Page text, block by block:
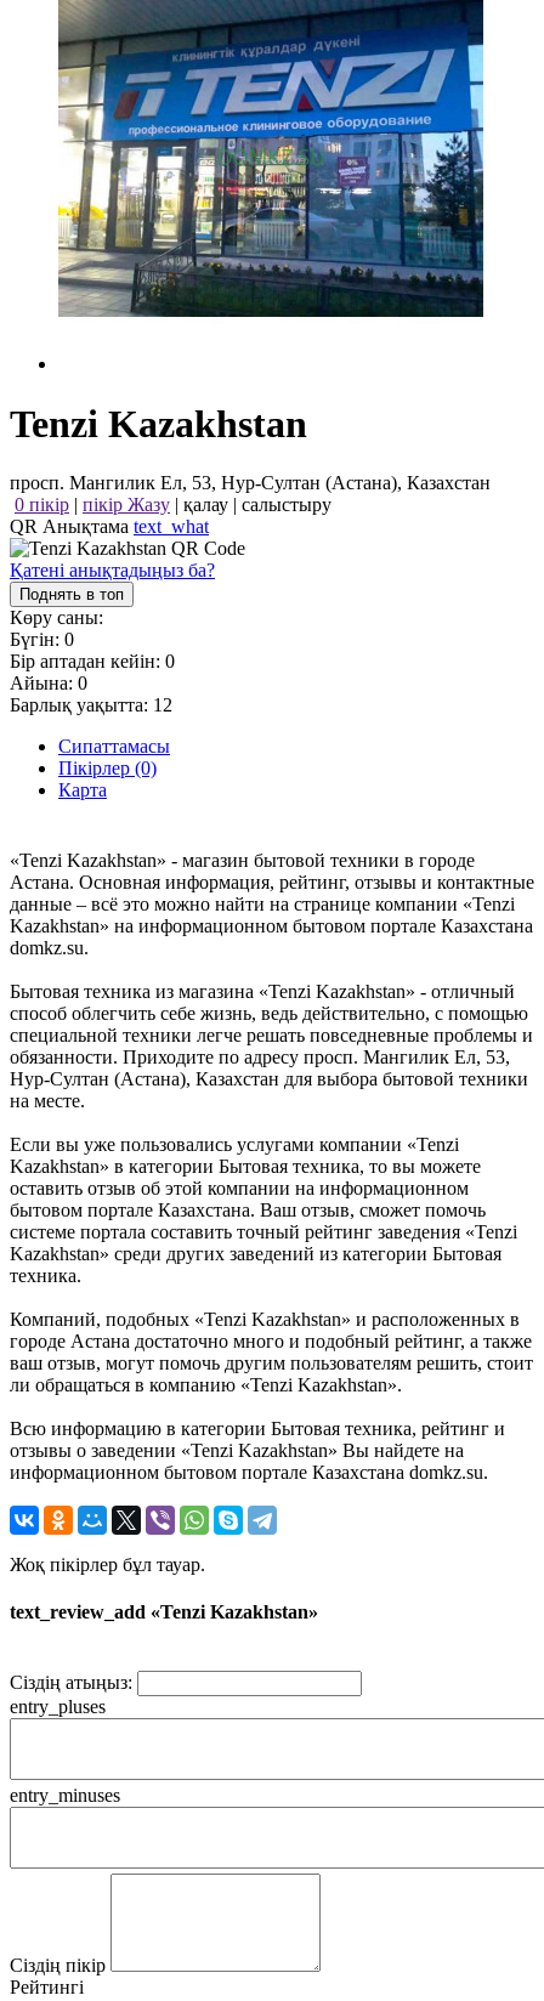
Tenzi Kazakhstan
просп. Мангилик Ел, 53, Нур-Султан (Астана), Казахстан
0 пікір | пікір Жазу | қалау | салыстыру
QR Анықтама text_what
Қатені анықтадыңыз ба?
Поднять в топ
Көру саны:
Бүгін: 0
Бір аптадан кейін: 0
Айына: 0
Барлық уақытта: 12
Сипаттамасы
Пікірлер (0)
Карта
«Tenzi Kazakhstan» - магазин бытовой техники в городе
Астана. Основная информация, рейтинг, отзывы и контактные
данные – всё это можно найти на странице компании «Tenzi
Kazakhstan» на информационном бытовом портале Казахстана
domkz.su.
Бытовая техника из магазина «Tenzi Kazakhstan» - отличный
способ облегчить себе жизнь, ведь действительно, с помощью
специальной техники легче решать повседневные проблемы и
обязанности. Приходите по адресу просп. Мангилик Ел, 53,
Нур-Султан (Астана), Казахстан для выбора бытовой техники
на месте.
Если вы уже пользовались услугами компании «Tenzi
Kazakhstan» в категории Бытовая техника, то вы можете
оставить отзыв об этой компании на информационном
бытовом портале Казахстана. Ваш отзыв, сможет помочь
системе портала составить точный рейтинг заведения «Tenzi
Kazakhstan» среди других заведений из категории Бытовая
техника.
Компаний, подобных «Tenzi Kazakhstan» и расположенных в
городе Астана достаточно много и подобный рейтинг, а также
ваш отзыв, могут помочь другим пользователям решить, стоит
ли обращаться в компанию «Tenzi Kazakhstan».
Всю информацию в категории Бытовая техника, рейтинг и
отзывы о заведении «Tenzi Kazakhstan» Вы найдете на
информационном бытовом портале Казахстана domkz.su.
Жоқ пікірлер бұл тауар.
text_review_add «Tenzi Kazakhstan»
Сіздің атыңыз:
entry_pluses
entry_minuses
Сіздің пікір
Рейтингі